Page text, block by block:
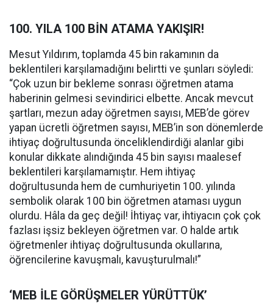
100. YILA 100 BİN ATAMA YAKIŞIR!
Mesut Yıldırım, toplamda 45 bin rakamının da
beklentileri karşılamadığını belirtti ve şunları söyledi:
“Çok uzun bir bekleme sonrası öğretmen atama
haberinin gelmesi sevindirici elbette. Ancak mevcut
şartları, mezun aday öğretmen sayısı, MEB’de görev
yapan ücretli öğretmen sayısı, MEB’in son dönemlerde
ihtiyaç doğrultusunda önceliklendirdiği alanlar gibi
konular dikkate alındığında 45 bin sayısı maalesef
beklentileri karşılamamıştır. Hem ihtiyaç
doğrultusunda hem de cumhuriyetin 100. yılında
sembolik olarak 100 bin öğretmen ataması uygun
olurdu. Hâla da geç değil! İhtiyaç var, ihtiyacın çok çok
fazlası işsiz bekleyen öğretmen var. O halde artık
öğretmenler ihtiyaç doğrultusunda okullarına,
öğrencilerine kavuşmalı, kavuşturulmalı!”
‘MEB İLE GÖRÜŞMELER YÜRÜTTÜK’